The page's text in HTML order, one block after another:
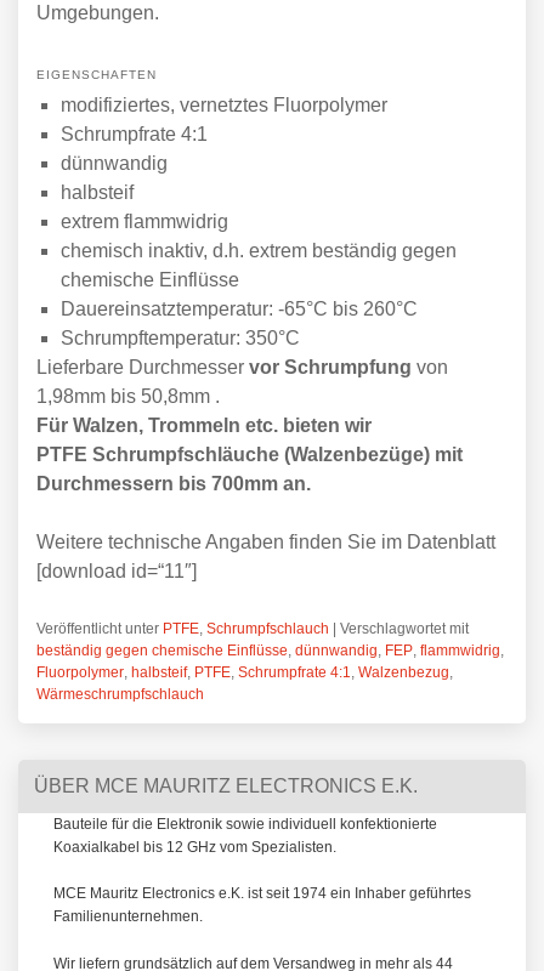
Umgebungen.
EIGENSCHAFTEN
modifiziertes, vernetztes Fluorpolymer
Schrumpfrate 4:1
dünnwandig
halbsteif
extrem flammwidrig
chemisch inaktiv, d.h. extrem beständig gegen
chemische Einflüsse
Dauereinsatztemperatur: -65°C bis 260°C
Schrumpftemperatur: 350°C
Lieferbare Durchmesser vor Schrumpfung von
1,98mm bis 50,8mm .
Für Walzen, Trommeln etc. bieten wir
PTFE Schrumpfschläuche (Walzenbezüge) mit
Durchmessern bis 700mm an.
Weitere technische Angaben finden Sie im Datenblatt
[download id=“11″]
Veröffentlicht unter PTFE Schrumpfschlauch | Verschlagwortet mit
beständig gegen chemische Einflüsse dünnwandig FEP flammwidrig
Fluorpolymer halbsteif, PTFE Schrumpfrate 4:1 Walzenbezug
Wärmeschrumpfschlauch
ÜBER MCE MAURITZ ELECTRONICS E.K.
Bauteile für die Elektronik sowie individuell konfektionierte
Koaxialkabel bis 12 GHz vom Spezialisten.
MCE Mauritz Electronics e.K. ist seit 1974 ein Inhaber geführtes
Familienunternehmen.
Wir liefern grundsätzlich auf dem Versandweg in mehr als 44